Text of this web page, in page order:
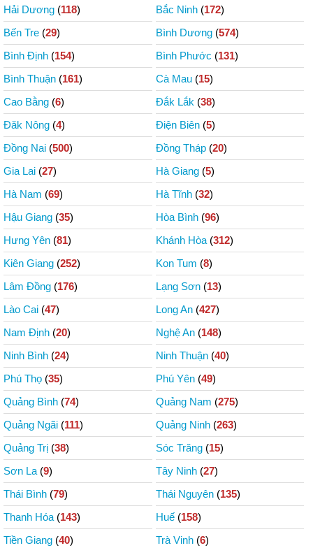
Hải Dương (118) Bắc Ninh(172)
Bến Tre (29) Bình Dương(574)
Bình Định (154) Bình Phước (131)
Bình Thuận (161) Cà Mau(15)
Cao Bằng (6) Đắk Lắk (38)
Đăk Nông (4) Điện Biên(5)
Đồng Nai (500) Đồng Tháp(20)
Gia Lai (27) Hà Giang(5)
Hà Nam (69) Hà Tĩnh(32)
Hậu Giang (35) Hòa Bình(96)
Hưng Yên (81) Khánh Hòa(312)
Kiên Giang (252) Kon Tum (8)
Lâm Đồng (176) Lạng Sơn(13)
Lào Cai (47) Long An(427)
Nam Định (20) Nghệ An(148)
Ninh Bình (24) Ninh Thuận(40)
Phú Thọ (35) Phú Yên(49)
Quảng Bình (74) Quảng Nam (275)
Quảng Ngãi (111) Quảng Ninh(263)
Quảng Trị (38) Sóc Trăng(15)
Sơn La (9) Tây Ninh(27)
Thái Bình (79) Thái Nguyên(135)
Thanh Hóa (143) Huế(158)
Tiền Giang (40) Trà Vinh(6)